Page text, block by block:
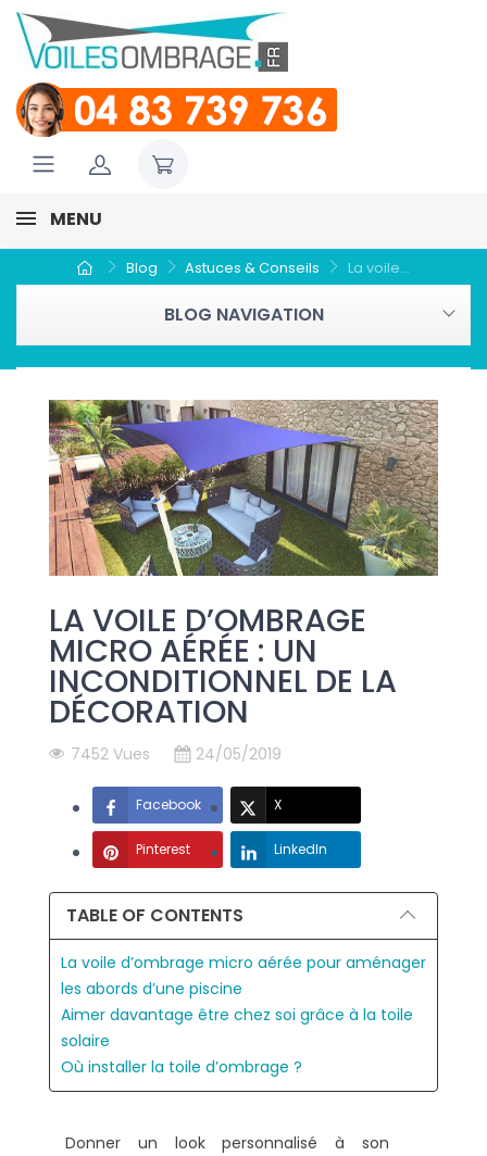
MENU
Blog Astuces & Conseils La voile...
BLOG NAVIGATION
LA VOILE D’OMBRAGE
MICRO AÉRÉE : UN
INCONDITIONNEL DE LA
DÉCORATION
7452 Vues 24/05/2019
Facebook X
Pinterest LinkedIn
TABLE OF CONTENTS
La voile d’ombrage micro aérée pour aménager
les abords d’une piscine
Aimer davantage être chez soi grâce à la toile
solaire
Où installer la toile d’ombrage ?
Donner un look personnalisé à son